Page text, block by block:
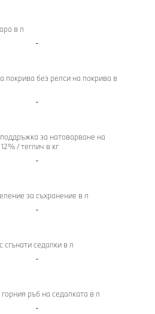
в л
-
покрива без релси на покрива в
-
за натоварване на
/ теглич в кг
-
за съхранение в л
-
седалки в л
-
ръб на седалката в л
-